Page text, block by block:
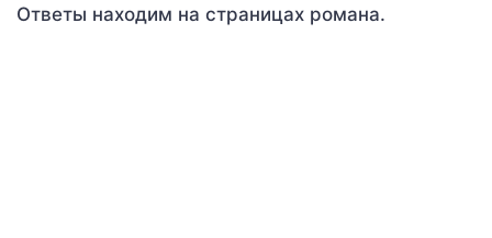
Ответы находим на страницах романа.